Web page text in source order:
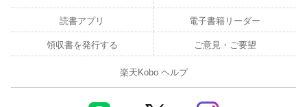
読書アプリ 電子書籍リーダー
領収書を発行する ご意見・ご要望
楽天Kobo ヘルプ